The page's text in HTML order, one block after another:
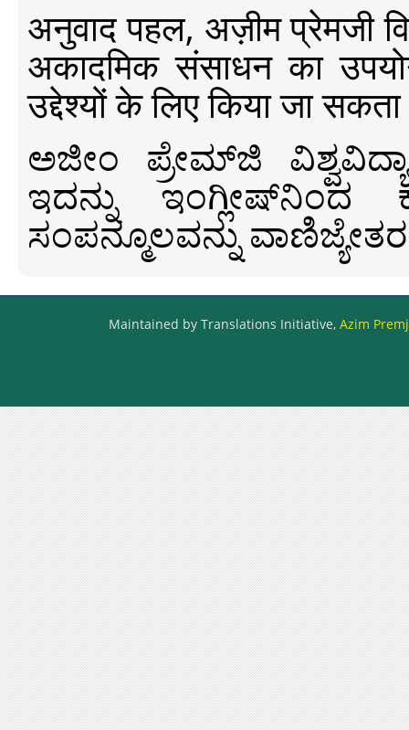
अनुवाद पहल, अज़ीम प्रेमजी
अकादमिक संसाधन का
उद्देश्यों के लिए किया जा
ಅಜೀಂ ಪ್ರೇಮ್‍ಜಿ
ಇದನ್ನು ಇಂಗ್ಲೀಷ್‍ನಿಂದ
ಸಂಪನ್ಮೂಲವನ್ನು
Maintained by Translations Initiative, Azim